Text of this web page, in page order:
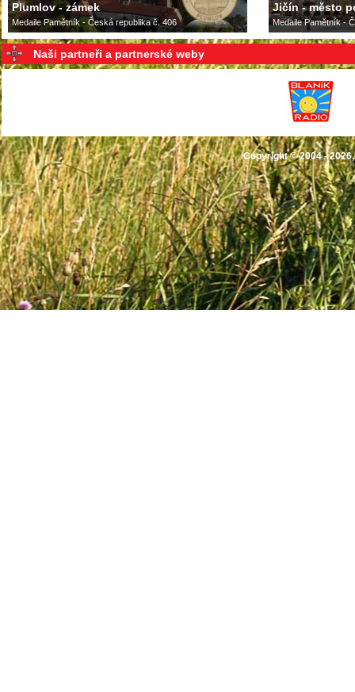
Plumlov - zámek
Medaile Pamětník - Česká republika č. 406
Jičín - město
Medaile Pamětník -
Naši partneři a partnerské weby
Copyright © 2004 -